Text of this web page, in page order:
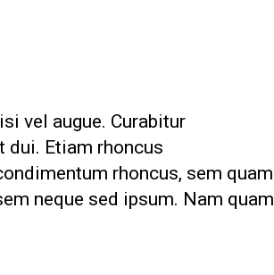
vel augue. Curabitur
dui. Etiam rhoncus
rhoncus, sem quam
neque sed ipsum. Nam quam